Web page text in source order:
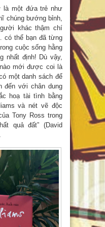
là một đứa trẻ như
chúng bướng bỉnh,
khác thậm chí
có thể bạn đã từng
cuộc sống hằng
nhất định! Dù vậy,
mới được coi là
một danh sách để
đến với chân dung
hoạ tài tình bằng
và nét vẽ độc
Tony Ross trong
quả đất” (David